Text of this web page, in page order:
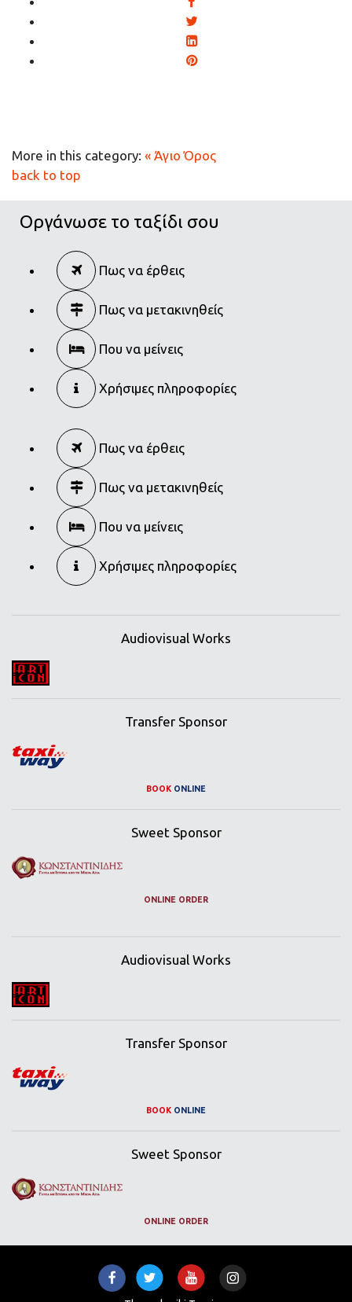
More in this category: « Άγιο Όρος
back to top
Οργάνωσε το ταξίδι σου
Πως να έρθεις
Πως να μετακινηθείς
Που να μείνεις
Χρήσιμες πληροφορίες
Πως να έρθεις
Πως να μετακινηθείς
Που να μείνεις
Χρήσιμες πληροφορίες
Audiovisual Works
Transfer Sponsor
BOOK ONLINE
Sweet Sponsor
ONLINE ORDER
Audiovisual Works
Transfer Sponsor
BOOK ONLINE
Sweet Sponsor
ONLINE ORDER